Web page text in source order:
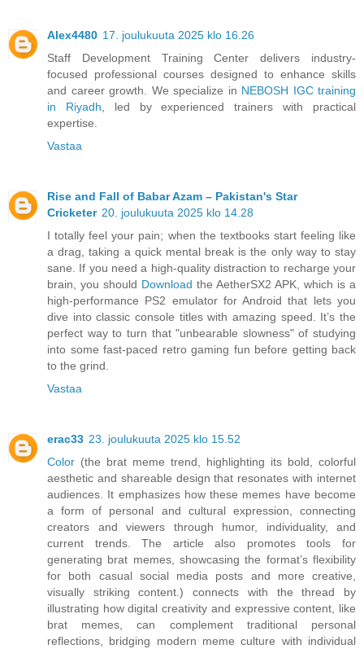
Alex4480 17. joulukuuta 2025 klo 16.26
Staff Development Training Center delivers industry-
focused professional courses designed to enhance skills
and career growth. We specialize in NEBOSH IGC training
in Riyadh , led by experienced trainers with practical
expertise.
Vastaa
Rise and Fall of Babar Azam – Pakistan's Star
Cricketer 20. joulukuuta 2025 klo 14.28
I totally feel your pain; when the textbooks start feeling like
a drag, taking a quick mental break is the only way to stay
sane. If you need a high-quality distraction to recharge your
brain, you should Download the AetherSX2 APK, which is a
high-performance PS2 emulator for Android that lets you
dive into classic console titles with amazing speed. It’s the
perfect way to turn that "unbearable slowness" of studying
into some fast-paced retro gaming fun before getting back
to the grind.
Vastaa
erac33 23. joulukuuta 2025 klo 15.52
Color (the brat meme trend, highlighting its bold, colorful
aesthetic and shareable design that resonates with internet
audiences. It emphasizes how these memes have become
a form of personal and cultural expression, connecting
creators and viewers through humor, individuality, and
current trends. The article also promotes tools for
generating brat memes, showcasing the format’s flexibility
for both casual social media posts and more creative,
visually striking content.) connects with the thread by
illustrating how digital creativity and expressive content, like
brat memes, can complement traditional personal
reflections, bridging modern meme culture with individual